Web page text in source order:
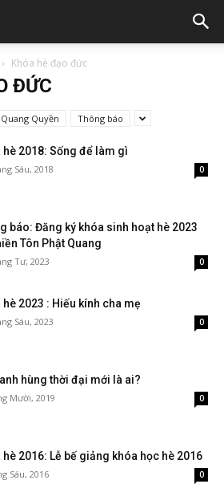
Khóa hè đạo đức
ĐỨC
Quyền Thông báo
hè 2018: Sống để làm gì
Sáu, 2018 0
báo: Đăng ký khóa sinh hoạt hè 2023
Tôn Phật Quang
Tư, 2023 0
hè 2023 : Hiếu kính cha mẹ
Sáu, 2023 0
hùng thời đại mới là ai?
Mười, 2019 0
hè 2016: Lễ bế giảng khóa học hè 2016
Sáu, 2016 0